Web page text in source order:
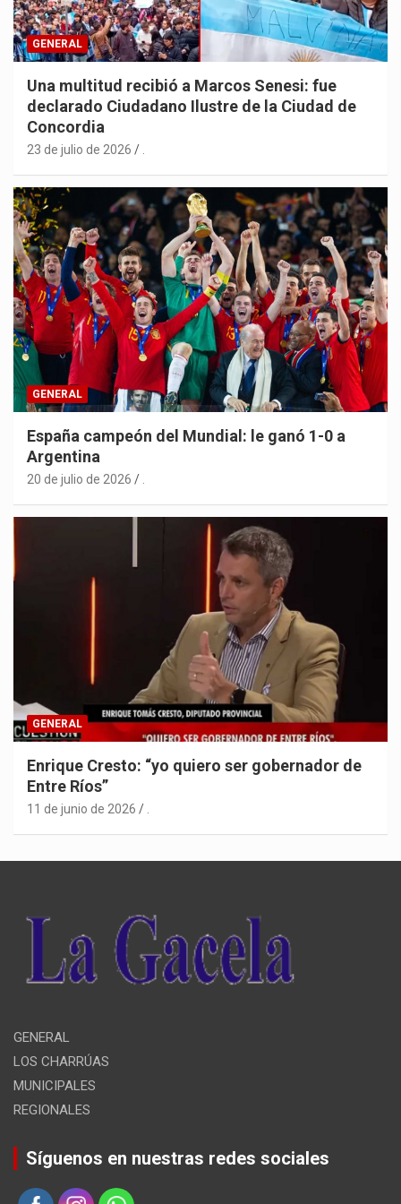
GENERAL
Una multitud recibió a Marcos Senesi: fue
declarado Ciudadano Ilustre de la Ciudad de
Concordia
23 de julio de 2026 .
GENERAL
España campeón del Mundial: le ganó 1-0 a
Argentina
20 de julio de 2026
GENERAL
Enrique Cresto: “yo quiero ser gobernador de
Entre Ríos”
11 de junio de 2026
GENERAL
LOS CHARRÚAS
MUNICIPALES
REGIONALES
Síguenos en nuestras redes sociales